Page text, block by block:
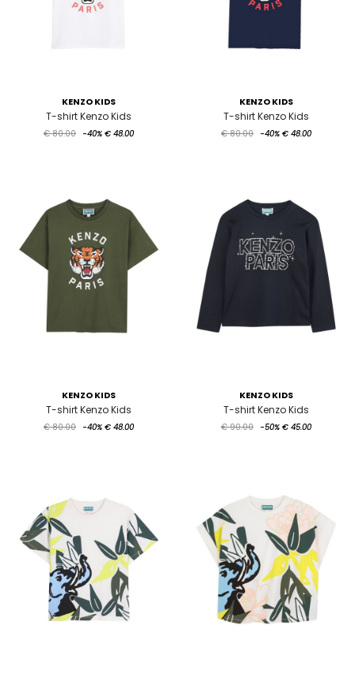
KENZO KIDS
T-shirt Kenzo Kids
€ 80.00 -40% € 48.00
KENZO KIDS
T-shirt Kenzo Kids
€ 80.00 -40% € 48.00
KENZO KIDS
T-shirt Kenzo Kids
€ 80.00 -40% € 48.00
KENZO KIDS
T-shirt Kenzo Kids
€ 90.00 -50% € 45.00